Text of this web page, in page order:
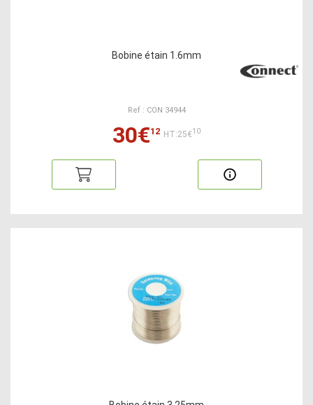
Bobine étain 1.6mm
Ref : CON 34944
30€12 HT:25€10